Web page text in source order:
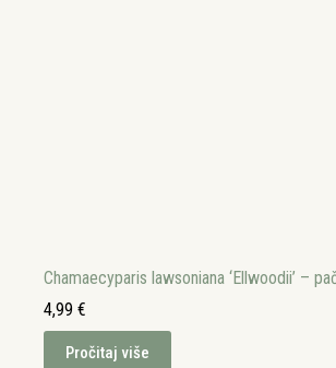
Chamaecyparis lawsoniana ‘Ellwoodii’ –
4,99 €
Pročitaj više